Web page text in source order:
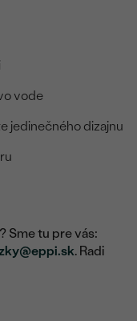
vode
jedinečného dizajnu
Sme tu pre vás:
. Radi